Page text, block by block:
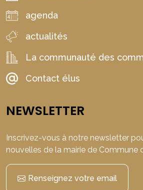
agenda
actualités
La communauté des
Contact élus
NEWSLETTER
Inscrivez-vous à notre newsletter
nouvelles de la mairie de Commune
Renseignez votre email